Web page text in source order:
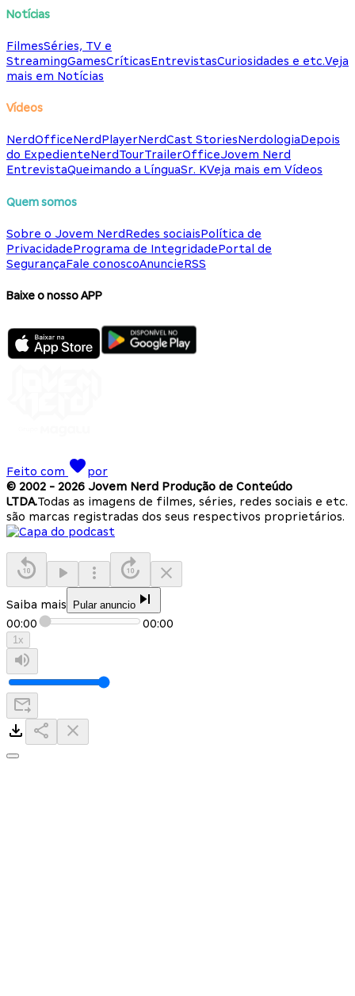
Notícias
FilmesSéries, TV e
StreamingGamesCríticasEntrevistasCuriosidades e etc.Veja
mais em Notícias
Vídeos
NerdOfficeNerdPlayerNerdCast StoriesNerdologiaDepois
do ExpedienteNerdTourTrailerOfficeJovem Nerd
EntrevistaQueimando a LínguaSr. KVeja mais em Vídeos
Quem somos
Sobre o Jovem NerdRedes sociaisPolítica de
PrivacidadePrograma de IntegridadePortal de
SegurançaFale conoscoAnuncieRSS
Baixe o nosso APP
Feito com
por
© 2002 - 2026 Jovem Nerd Produção de Conteúdo
LTDA.Todas as imagens de filmes, séries, redes sociais e etc.
são marcas registradas dos seus respectivos proprietários.
Saiba mais Pular anuncio
00:00 00:00
1x